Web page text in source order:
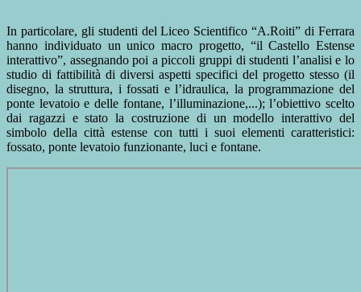
In particolare, gli studenti del Liceo Scientifico “A.Roiti” di Ferrara
hanno individuato un unico macro progetto, “il Castello Estense
interattivo”, assegnando poi a piccoli gruppi di studenti l’analisi e lo
studio di fattibilità di diversi aspetti specifici del progetto stesso (il
disegno, la struttura, i fossati e l’idraulica, la programmazione del
ponte levatoio e delle fontane, l’illuminazione,...); l’obiettivo scelto
dai ragazzi e stato la costruzione di un modello interattivo del
simbolo della città estense con tutti i suoi elementi caratteristici:
fossato, ponte levatoio funzionante, luci e fontane.